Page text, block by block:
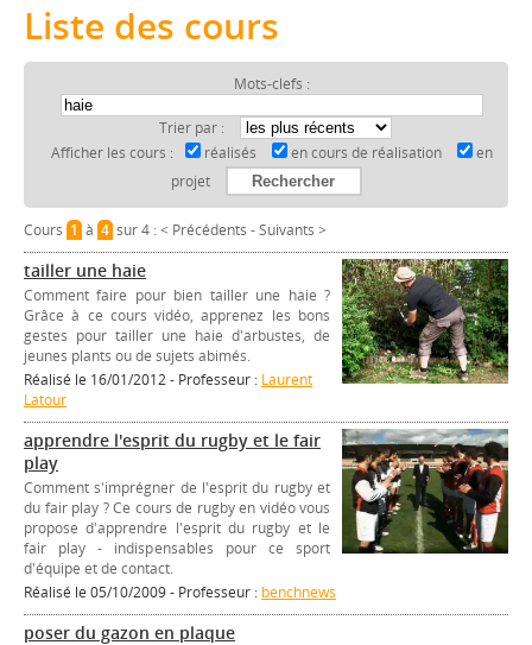
Liste des cours
Mots-clefs :
Trier par :
Afficher les cours :
réalisés en cours de réalisation
en
projet
Cours 1à 4sur 4 :< Précédents -Suivants >
tailler une haie
Comment faire pour bien tailler une haie ?
Grâce à ce cours vidéo, apprenez les bons
gestes pour tailler une haie d'arbustes, de
jeunes plants ou de sujets abimés.
Réalisé le 16/01/2012 - Professeur : Laurent
Latour
apprendre l'esprit du rugby et le fair
play
Comment s'imprégner de l'esprit du rugby et
du fair play ? Ce cours de rugby en vidéo vous
propose d'apprendre l'esprit du rugby et le
fair play - indispensables pour ce sport
d'équipe et de contact.
Réalisé le 05/10/2009 - Professeur : benchnews
poser du gazon en plaque